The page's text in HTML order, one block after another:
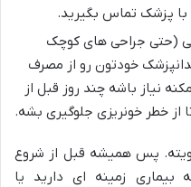
پزشک تماس بگیرید.
(حتی جراحی های کوچک
خودتون رو از مصرف
نیاز باشه چند روز قبل از
خطر خونریزی جلوگیری بشه.
پس همیشه قبل از شروع
زمینه ای دارید یا